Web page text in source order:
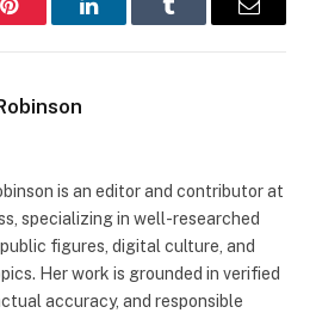
Pinterest LinkedInTumblr Email
is an editor and contributor at
specializing in well-researched
figures, digital culture, and
Her work is grounded in verified
accuracy, and responsible